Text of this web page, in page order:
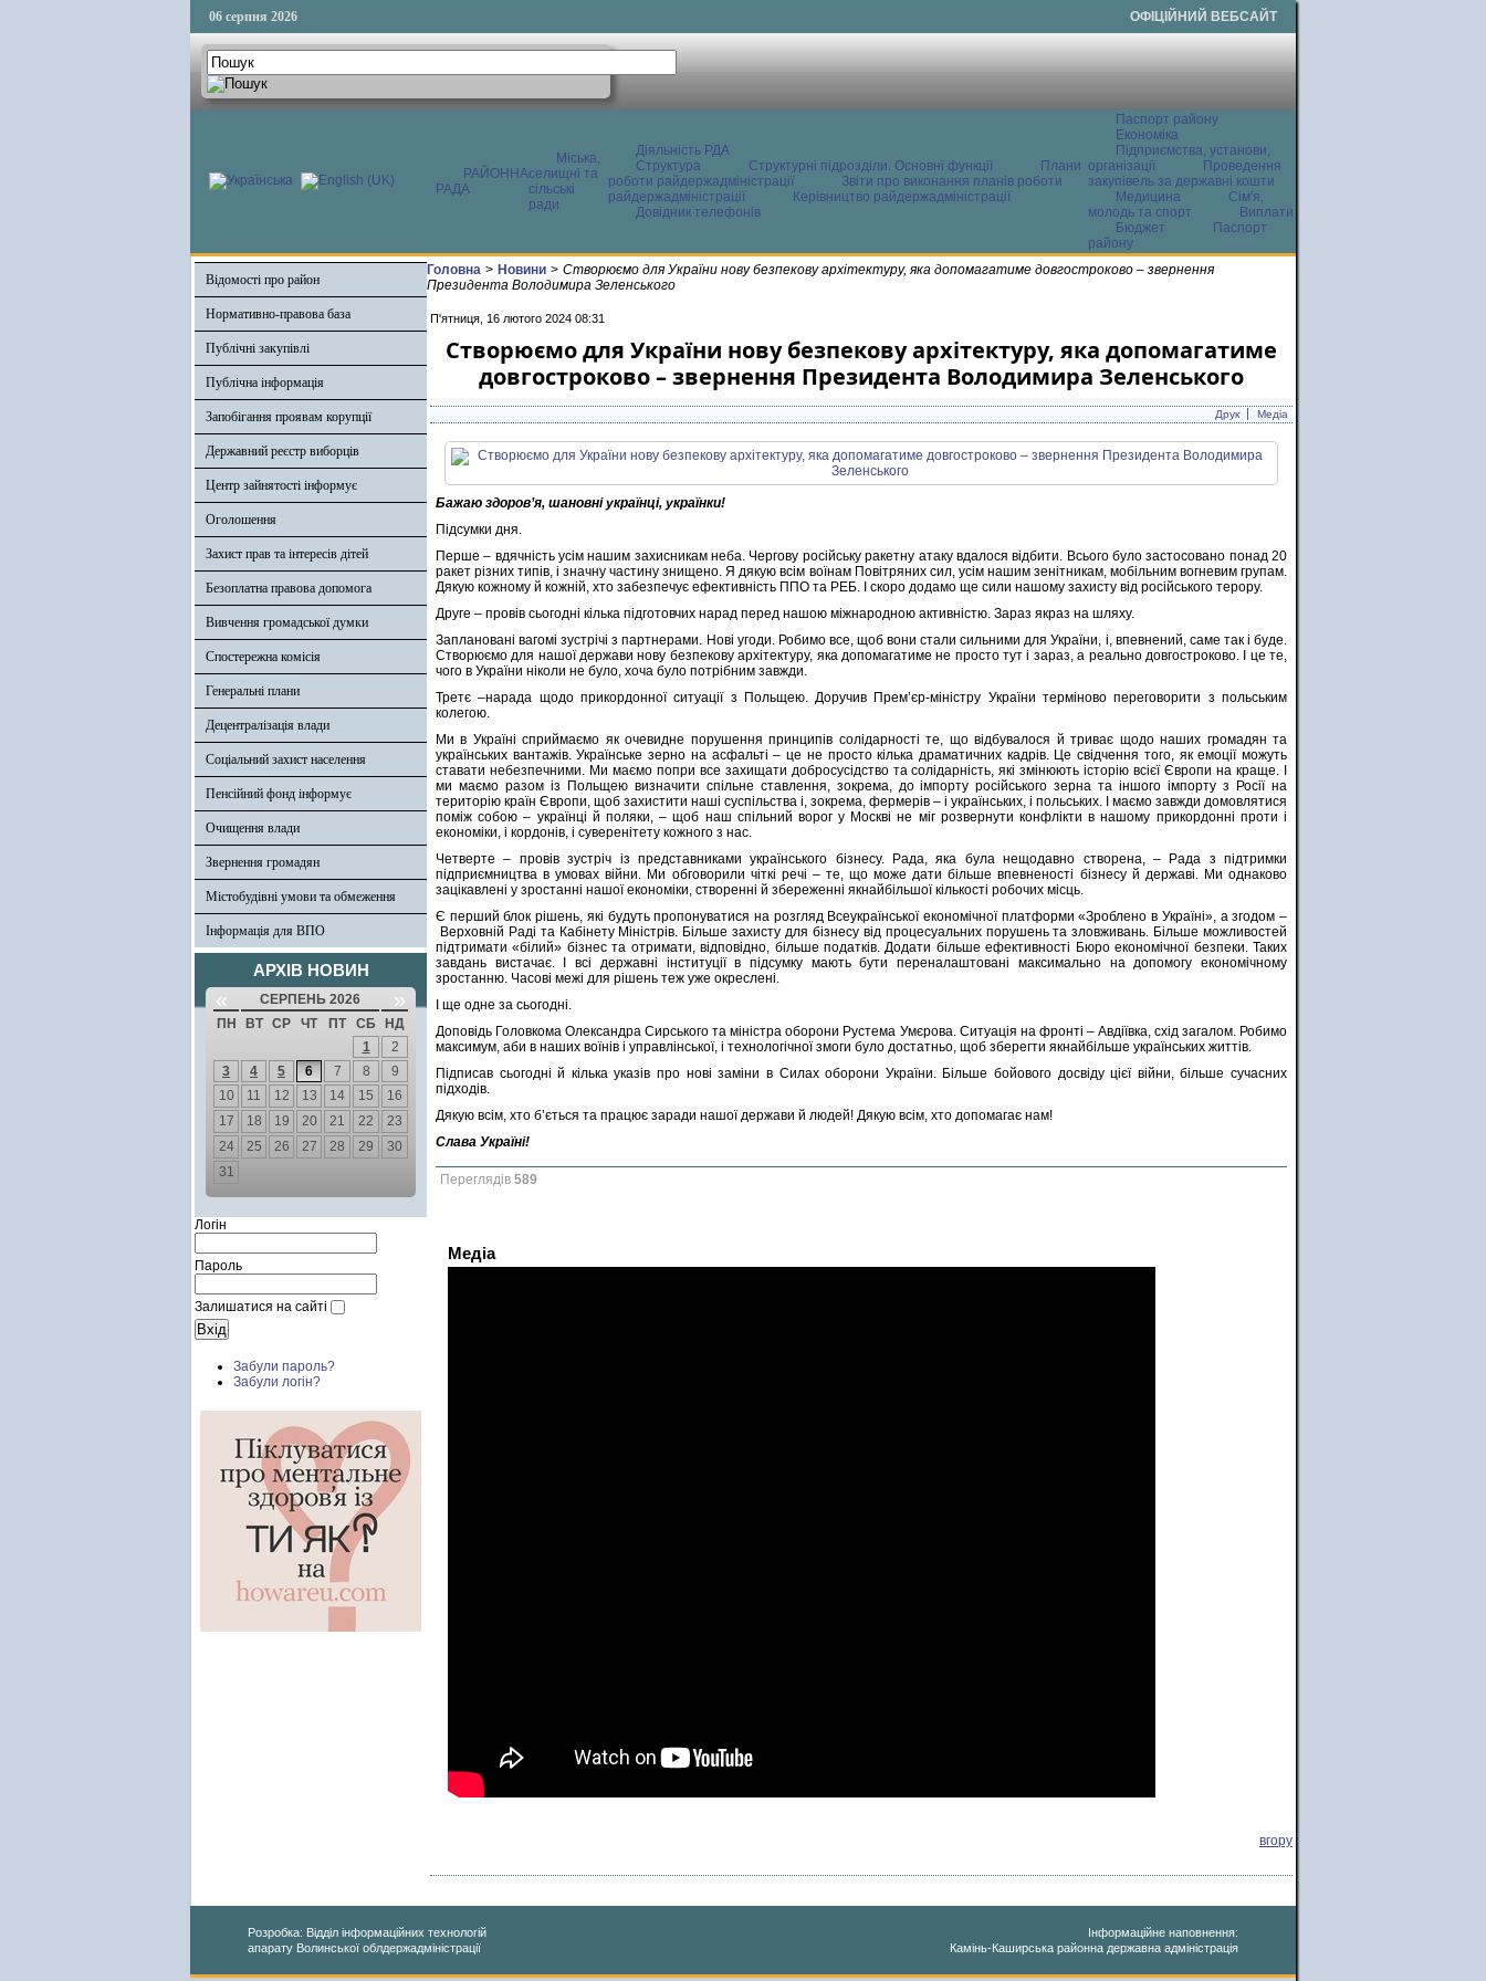
06 серпня 2026 ОФІЦІЙНИЙ ВЕБСАЙТ
РАЙОННА
РАДА
Міська,
селищні та
сільські
ради
Діяльність РДА
Структура
Структурні підрозділи. Основні функції
Плани
роботи райдержадміністрації
Звіти про виконання планів роботи
райдержадміністрації
Керівництво райдержадміністрації
Довідник телефонів
Паспорт району
Економіка
Підприємства, установи,
організації
Проведення
закупівель за державні кошти
Медицина
Сім'я,
молодь та спорт
Виплати
Бюджет
Паспорт
району
Відомості про район
Нормативно-правова база
Публічні закупівлі
Публічна інформація
Запобігання проявам корупції
Державний реєстр виборців
Центр зайнятості інформує
Оголошення
Захист прав та інтересів дітей
Безоплатна правова допомога
Вивчення громадської думки
Спостережна комісія
Генеральні плани
Децентралізація влади
Соціальний захист населення
Пенсійний фонд інформує
Очищення влади
Звернення громадян
Містобудівні умови та обмеження
Інформація для ВПО
АРХІВ НОВИН
« СЕРПЕНЬ 2026 »
ПН ВТ СР ЧТ ПТ СБ
НД
1
2
3
4 5 6 7 8
9
10
11 12 13 14 15
16
17
18 19 20 21 22
23
24
25 26 27 28 29
30
31
Логін
Пароль
Залишатися на сайті
Забули пароль?
Забули логін?
Головна > Новини > Створюємо для України нову безпекову архітектуру, яка допомагатиме довгостроково – звернення
Президента Володимира Зеленського
П'ятниця, 16 лютого 2024 08:31
Створюємо для України нову безпекову архітектуру, яка допомагатиме
довгостроково – звернення Президента Володимира Зеленського
Друк Медіа
Бажаю здоров’я, шановні українці, українки!
Підсумки дня.
Перше – вдячність усім нашим захисникам неба. Чергову російську ракетну атаку вдалося відбити. Всього було застосовано понад 20
ракет різних типів, і значну частину знищено. Я дякую всім воїнам Повітряних сил, усім нашим зенітникам, мобільним вогневим групам.
Дякую кожному й кожній, хто забезпечує ефективність ППО та РЕБ. І скоро додамо ще сили нашому захисту від російського терору.
Друге – провів сьогодні кілька підготовчих нарад перед нашою міжнародною активністю. Зараз якраз на шляху.
Заплановані вагомі зустрічі з партнерами. Нові угоди. Робимо все, щоб вони стали сильними для України, і, впевнений, саме так і буде.
Створюємо для нашої держави нову безпекову архітектуру, яка допомагатиме не просто тут і зараз, а реально довгостроково. І це те,
чого в України ніколи не було, хоча було потрібним завжди.
Третє –нарада щодо прикордонної ситуації з Польщею. Доручив Прем’єр-міністру України терміново переговорити з польським
колегою.
Ми в Україні сприймаємо як очевидне порушення принципів солідарності те, що відбувалося й триває щодо наших громадян та
українських вантажів. Українське зерно на асфальті – це не просто кілька драматичних кадрів. Це свідчення того, як емоції можуть
ставати небезпечними. Ми маємо попри все захищати добросусідство та солідарність, які змінюють історію всієї Європи на краще. І
ми маємо разом із Польщею визначити спільне ставлення, зокрема, до імпорту російського зерна та іншого імпорту з Росії на
територію країн Європи, щоб захистити наші суспільства і, зокрема, фермерів – і українських, і польських. І маємо завжди домовлятися
поміж собою – українці й поляки, – щоб наш спільний ворог у Москві не міг розвернути конфлікти в нашому прикордонні проти і
економіки, і кордонів, і суверенітету кожного з нас.
Четверте – провів зустріч із представниками українського бізнесу. Рада, яка була нещодавно створена, – Рада з підтримки
підприємництва в умовах війни. Ми обговорили чіткі речі – те, що може дати більше впевненості бізнесу й державі. Ми однаково
зацікавлені у зростанні нашої економіки, створенні й збереженні якнайбільшої кількості робочих місць.
Є перший блок рішень, які будуть пропонуватися на розгляд Всеукраїнської економічної платформи «Зроблено в Україні», а згодом –
Верховній Раді та Кабінету Міністрів. Більше захисту для бізнесу від процесуальних порушень та зловживань. Більше можливостей
підтримати «білий» бізнес та отримати, відповідно, більше податків. Додати більше ефективності Бюро економічної безпеки. Таких
завдань вистачає. І всі державні інституції в підсумку мають бути переналаштовані максимально на допомогу економічному
зростанню. Часові межі для рішень теж уже окреслені.
І ще одне за сьогодні.
Доповідь Головкома Олександра Сирського та міністра оборони Рустема Умєрова. Ситуація на фронті – Авдіївка, схід загалом. Робимо
максимум, аби в наших воїнів і управлінської, і технологічної змоги було достатньо, щоб зберегти якнайбільше українських життів.
Підписав сьогодні й кілька указів про нові заміни в Силах оборони України. Більше бойового досвіду цієї війни, більше сучасних
підходів.
Дякую всім, хто б’ється та працює заради нашої держави й людей! Дякую всім, хто допомагає нам!
Слава Україні!
Переглядів 589
Медіа
вгору
Розробка: Відділ інформаційних технологій
апарату Волинської облдержадміністрації
Інформаційне наповнення:
Камінь-Каширська районна державна адміністрація